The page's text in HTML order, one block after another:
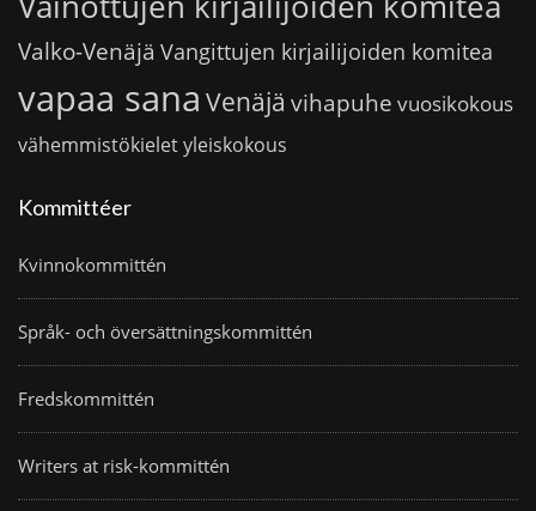
Valko-Venäjä Vangittujen kirjailijoiden komitea
vapaa sana Venäjä vihapuhe vuosikokous
vähemmistökieletyleiskokous
Kommittéer
Kvinnokommittén
Språk- och översättningskommittén
Fredskommittén
Writers at risk-kommittén